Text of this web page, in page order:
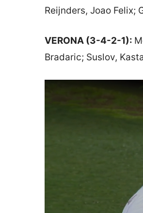
Reijnders, Joao Felix;
VERONA (3-4-2-1):
Bradaric; Suslov,